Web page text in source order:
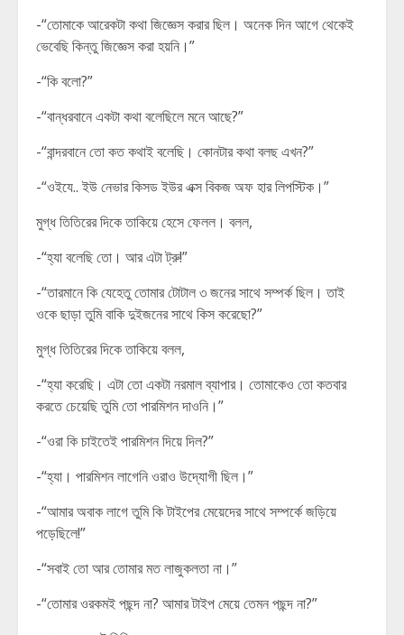
-“তোমাকে আরেকটা কথা জিজ্ঞেস করার ছিল। অনেক দিন আগে থেকেই
ভেবেছি কিন্তু জিজ্ঞেস করা হয়নি।”
-“কি বলো?”
-“বান্ধরবানে একটা কথা বলেছিলে মনে আছে?”
-“বান্দরবানে তো কত কথাই বলেছি। কোনটার কথা বলছ এখন?”
-“ওইযে.. ইউ নেভার কিসড ইউর এক্স বিকজ অফ হার লিপস্টিক।”
মুগ্ধ তিতিরের দিকে তাকিয়ে হেসে ফেলল। বলল,
-“হ্যা বলেছি তো। আর এটা ট্রু!”
-“তারমানে কি যেহেতু তোমার টোটাল ৩ জনের সাথে সম্পর্ক ছিল। তাই
ওকে ছাড়া তুমি বাকি দুইজনের সাথে কিস করেছো?”
মুগ্ধ তিতিরের দিকে তাকিয়ে বলল,
-“হ্যা করেছি। এটা তো একটা নরমাল ব্যাপার। তোমাকেও তো কতবার
করতে চেয়েছি তুমি তো পারমিশন দাওনি।”
-“ওরা কি চাইতেই পারমিশন দিয়ে দিল?”
-“হ্যা। পারমিশন লাগেনি ওরাও উদ্যোগী ছিল।”
-“আমার অবাক লাগে তুমি কি টাইপের মেয়েদের সাথে সম্পর্কে জড়িয়ে
পড়েছিলে!”
-“সবাই তো আর তোমার মত লাজুকলতা না।”
-“তোমার ওরকমই পছন্দ না? আমার টাইপ মেয়ে তেমন পছন্দ না?”